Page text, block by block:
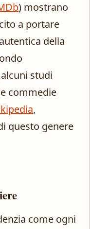
) mostrano
a portare
della
studi
commedie
,
questo genere
come ogni